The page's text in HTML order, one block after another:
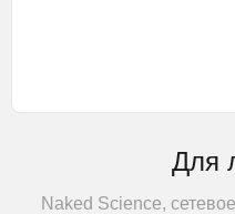
Для
Naked Science,